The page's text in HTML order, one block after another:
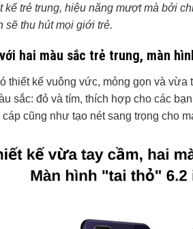
kế trẻ trung, hiệu năng mượt mà bởi
sẽ thu hút mọi giới trẻ.
hai màu sắc trẻ trung, màn
thiết kế vuông vức, mỏng gọn và
sắc: đỏ và tím, thích hợp cho các
cũng như tạo nét sang trọng cho